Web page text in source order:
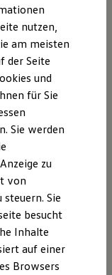
Updates
nutzen,
am meisten
der Seite
und
für Sie
Sie werden
zu
von
steuern. Sie
besucht
Inhalte
auf einer
Browsers